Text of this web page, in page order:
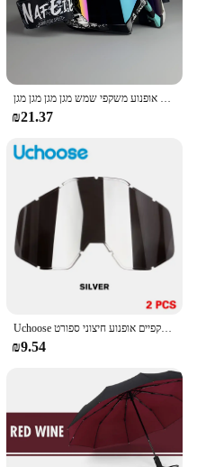
₪21.37
Uchoose חדש מגן משקפיים אופנוע חיצוני ספורט Windproof Dustproof משקפיים סקי סנובורד משקפי מוטוקרוס מהומות 2
₪9.54